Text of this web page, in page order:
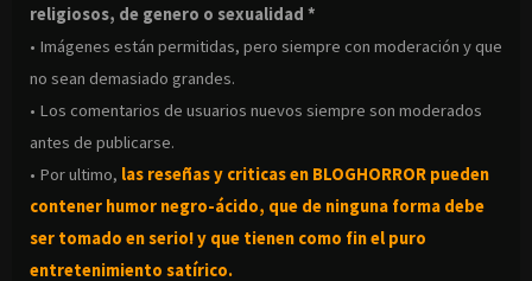
religiosos, de genero o sexualidad *
• Imágenes están permitidas, pero siempre con moderación y que
no sean demasiado grandes.
• Los comentarios de usuarios nuevos siempre son moderados
antes de publicarse.
• Por ultimo, las reseñas y criticas en BLOGHORROR pueden
contener humor negro-ácido, que de ninguna forma debe
ser tomado en serio! y que tienen como fin el puro
entretenimiento satírico.